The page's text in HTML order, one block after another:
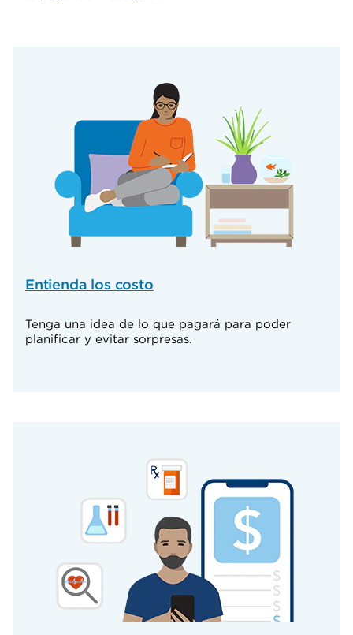
Entienda los costo
Tenga una idea de lo que pagará para poder
planificar y evitar sorpresas.